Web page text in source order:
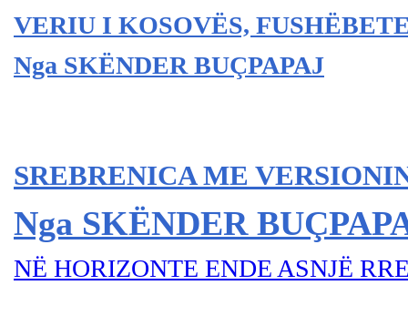
VERIU I KOSOVËS,
Nga SKËNDER BUÇPAPAJ
SREBRENICA ME
Nga SKËNDER BU
NË HORIZONTE ENDE ASNJË